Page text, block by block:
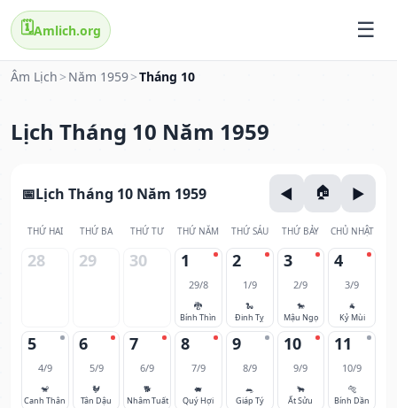
🗓️Amlich.org
Âm Lịch > Năm 1959>Tháng 10
Lịch Tháng 10 Năm 1959
Lịch Tháng 10 Năm 1959
THỨ HAI THỨ BA THỨ TƯ THỨ NĂM THỨ SÁU THỨ BẢY CHỦ NHẬT
28 29 30 1
29/8
🐉
Bính Thìn
2
1/9
🐍
Đinh Tỵ
3
2/9
🐎
Mậu Ngọ
4
3/9
🐐
Kỷ Mùi
5
4/9
🐒
Canh Thân
6
5/9
🐓
Tân Dậu
7
6/9
🐕
Nhâm Tuất
8
7/9
🐖
Quý Hợi
9
8/9
🐀
Giáp Tý
10
9/9
🐂
Ất Sửu
11
10/9
🐅
Bính Dần